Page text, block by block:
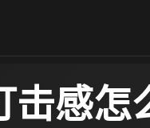
击感怎